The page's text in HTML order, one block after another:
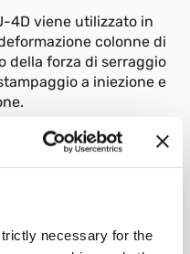
necessary for the
4D viene utilizzato in
colonne di
della forza di serraggio
a iniezione e
esistenti.